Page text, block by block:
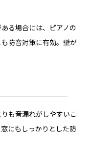
る場合には、ピアノの
防音対策に有効。壁が
も音漏れがしやすいこ
にもしっかりとした防